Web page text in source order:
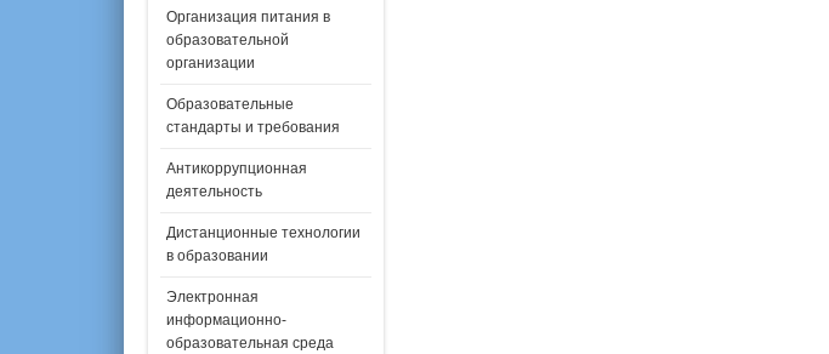
Организация питания в
образовательной
организации
Образовательные
стандарты и требования
Антикоррупционная
деятельность
Дистанционные технологии
в образовании
Электронная
информационно-
образовательная среда